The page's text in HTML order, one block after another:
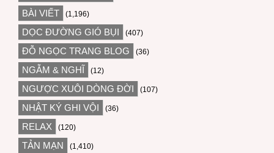
BÀI VIẾT (1,196)
DỌC ĐƯỜNG GIÓ BỤI (407)
ĐỖ NGỌC TRANG BLOG (36)
NGẪM & NGHĨ (12)
NGƯỢC XUÔI DÒNG ĐỜI (107)
NHẬT KÝ GHI VỘI (36)
RELAX (120)
TẢN MẠN (1,410)